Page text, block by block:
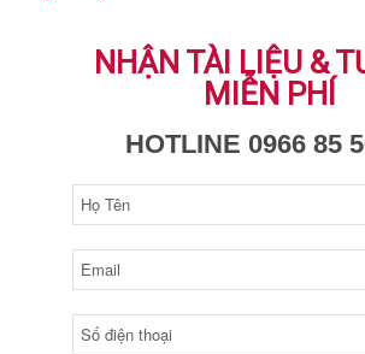
NHẬN TÀI LIỆU &
MIỄN PHÍ
HOTLINE 0966 85